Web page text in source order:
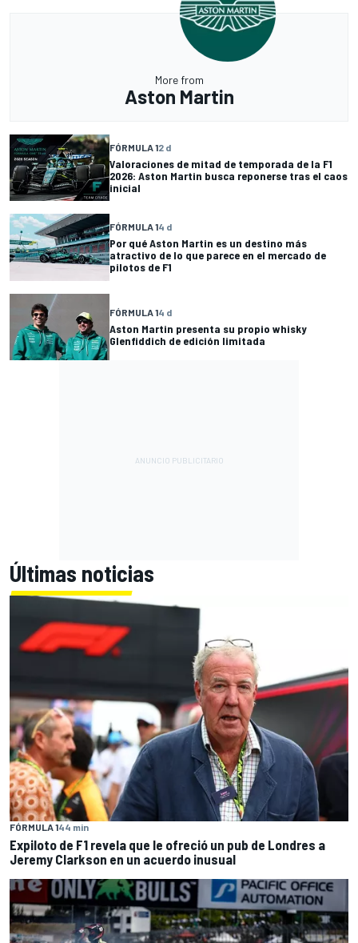
More from
Aston Martin
FÓRMULA 12 d
Valoraciones de mitad de temporada de la F1
2026: Aston Martin busca reponerse tras el caos
inicial
FÓRMULA 14 d
Por qué Aston Martin es un destino más
atractivo de lo que parece en el mercado de
pilotos de F1
FÓRMULA 14 d
Aston Martin presenta su propio whisky
Glenfiddich de edición limitada
Últimas noticias
FÓRMULA 144 min
Expiloto de F1 revela que le ofreció un pub de Londres a
Jeremy Clarkson en un acuerdo inusual